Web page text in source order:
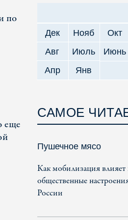
по
еще
Дек
Нояб Окт
Авг
Июль Июнь
Апр
Янв
САМОЕ
Пушечное мясо
Как мобилизация влияет
общественные
России